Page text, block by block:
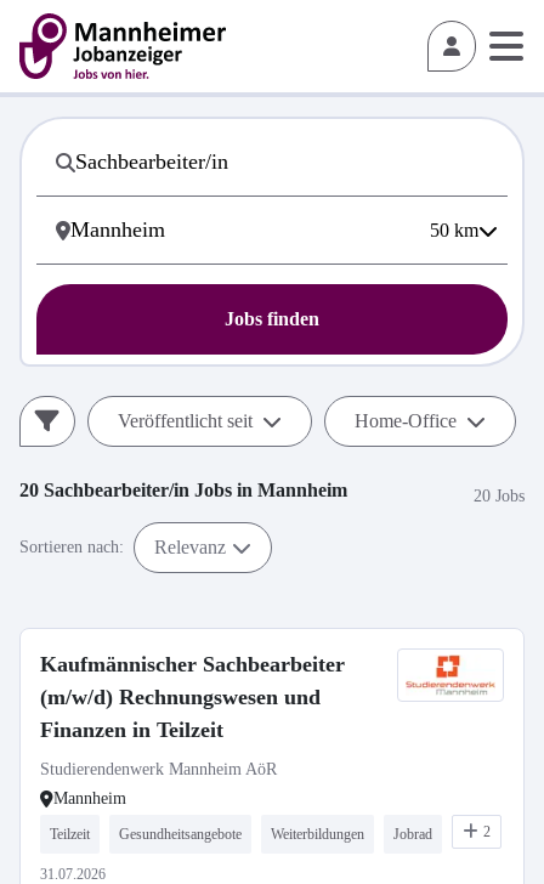
50 km
Jobs finden
Veröffentlicht seit Home-Office
20 Sachbearbeiter/in Jobs in Mannheim 20 Jobs
Sortieren nach: Relevanz
Kaufmännischer Sachbearbeiter
(m/w/d) Rechnungswesen und
Finanzen in Teilzeit
Studierendenwerk Mannheim AöR
Mannheim
Teilzeit Gesundheitsangebote Weiterbildungen Jobrad 2
31.07.2026